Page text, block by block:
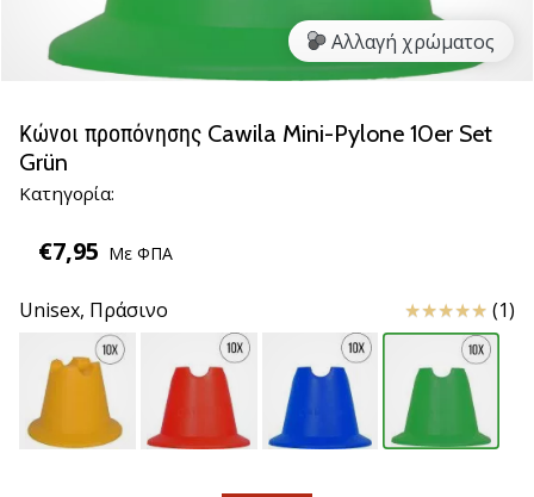
βόλεϊ
Είστε
του
βόλεϊ
όπως
εμείς;
μαζί
ως
πρεσβευτής
της
μάρκας
μας.
Αλλαγή χρώματος
Κώνοι προπόνησης Cawila Mini-Pylone 10er Set
Grün
Κατηγορία:
€7,95 Με ΦΠΑ
Unisex, Πράσινο Κριτικές (1)